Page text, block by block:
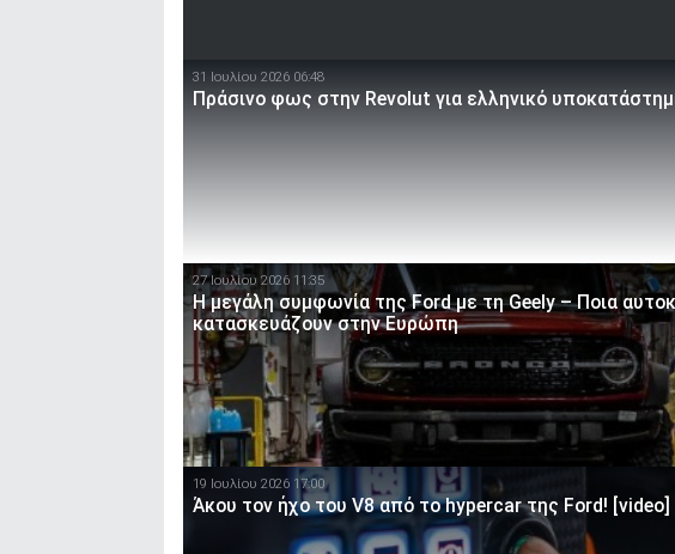
31 Ιουλίου 2026 06:48
Πράσινο φως στην Revolut για ελληνικό
27 Ιουλίου 2026 11:35
Η μεγάλη συμφωνία της Ford με τη Geely – Ποια
κατασκευάζουν στην Ευρώπη
19 Ιουλίου 2026 17:00
Άκου τον ήχο του V8 από το hypercar της Ford! [video]